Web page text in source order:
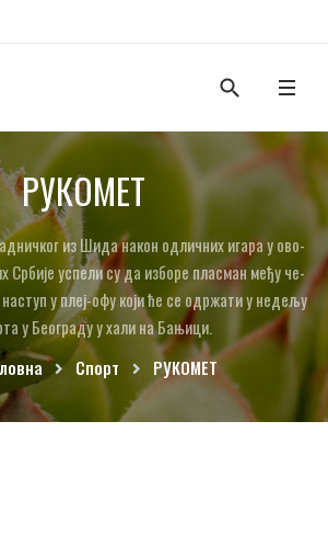
РУ­КО­МЕТ
из Ши­да на­кон од­лич­них ига­ра у ово­
Ср­би­је ус­пе­ли су да из­бо­ре пла­сман ме­ђу че­
у плеј-офу ко­ји ће се одр­жа­ти у не­де­љу
у Бе­о­гра­ду у ха­ли на Ба­њи­ци.
Спорт РУ­КО­МЕТ